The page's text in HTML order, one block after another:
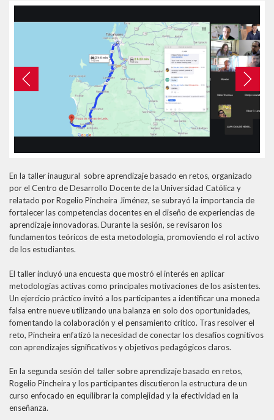
Calendario Académico 2026
Previous Next
En la taller inaugural sobre aprendizaje basado en retos, organizado
por el Centro de Desarrollo Docente de la Universidad Católica y
relatado por Rogelio Pincheira Jiménez, se subrayó la importancia de
fortalecer las competencias docentes en el diseño de experiencias de
aprendizaje innovadoras. Durante la sesión, se revisaron los
fundamentos teóricos de esta metodología, promoviendo el rol activo
de los estudiantes.
El taller incluyó una encuesta que mostró el interés en aplicar
metodologías activas como principales motivaciones de los asistentes.
Un ejercicio práctico invitó a los participantes a identificar una moneda
falsa entre nueve utilizando una balanza en solo dos oportunidades,
fomentando la colaboración y el pensamiento crítico. Tras resolver el
reto, Pincheira enfatizó la necesidad de conectar los desafíos cognitivos
con aprendizajes significativos y objetivos pedagógicos claros.
En la segunda sesión del taller sobre aprendizaje basado en retos,
Rogelio Pincheira y los participantes discutieron la estructura de un
curso enfocado en equilibrar la complejidad y la efectividad en la
enseñanza.